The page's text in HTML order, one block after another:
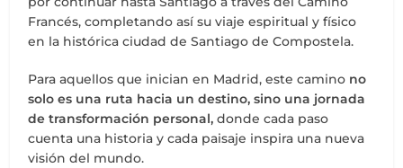
Francés, completando así su viaje espiritual y físico
en la histórica ciudad de Santiago de Compostela.
Para aquellos que inician en Madrid, este camino no
solo es una ruta hacia un destino, sino una jornada
de transformación personal, donde cada paso
cuenta una historia y cada paisaje inspira una nueva
visión del mundo.